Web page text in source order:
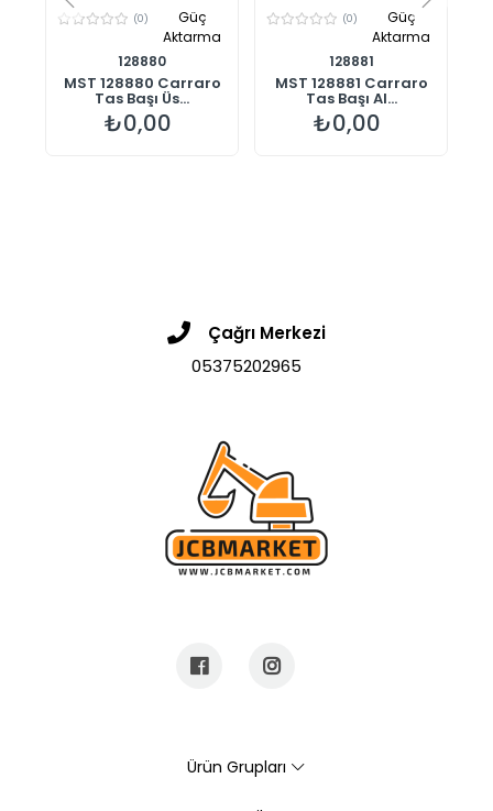
(0)
Güç
Aktarma
128880
MST 128880 Carraro
Tas Başı Üs...
₺0,00
(0)
Güç
Aktarma
128881
MST 128881 Carraro
Tas Başı Al...
₺0,00
Çağrı Merkezi
05375202965
Ürün Grupları